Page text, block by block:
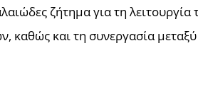
ζήτημα για τη λειτουργία
καθώς και τη συνεργασία